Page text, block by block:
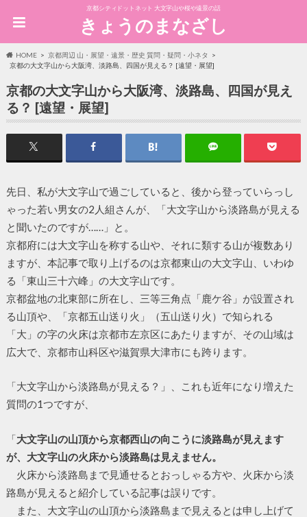
京都シティドットネット 大文字山や桜や遠景の話
きょうのまなざし
HOME
京都周辺 山・展望・遠景・歴史 質問・疑問・小ネタ
京都の大文字山から大阪湾、淡路島、四国が見える？ [遠望・展望]
京都の大文字山から大阪湾、淡路島、四国が見え
る？ [遠望・展望]
先日、私が大文字山で過ごしていると、後から登っていらっし
ゃった若い男女の2人組さんが、「大文字山から淡路島が見える
と聞いたのですが……」と。
京都府には大文字山を称する山や、それに類する山が複数あり
ますが、本記事で取り上げるのは京都東山の大文字山、いわゆ
る「東山三十六峰」の大文字山です。
京都盆地の北東部に所在し、三等三角点「鹿ケ谷」が設置され
る山頂や、「京都五山送り火」（五山送り火）で知られる
「大」の字の火床は京都市左京区にあたりますが、その山域は
広大で、京都市山科区や滋賀県大津市にも跨ります。
「大文字山から淡路島が見える？」、これも近年になり増えた
質問の1つですが、
「大文字山の山頂から京都西山の向こうに淡路島が見えます
が、大文字山の火床から淡路島は見えません。
火床から淡路島まで見通せるとおっしゃる方や、火床から淡
路島が見えると紹介している記事は誤りです。
また、大文字山の山頂から淡路島まで見えるとは申し上げて